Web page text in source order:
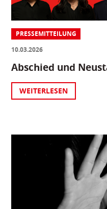
PRESSEMITTEILUNG
10.03.2026
Abschied und
WEITERLESEN